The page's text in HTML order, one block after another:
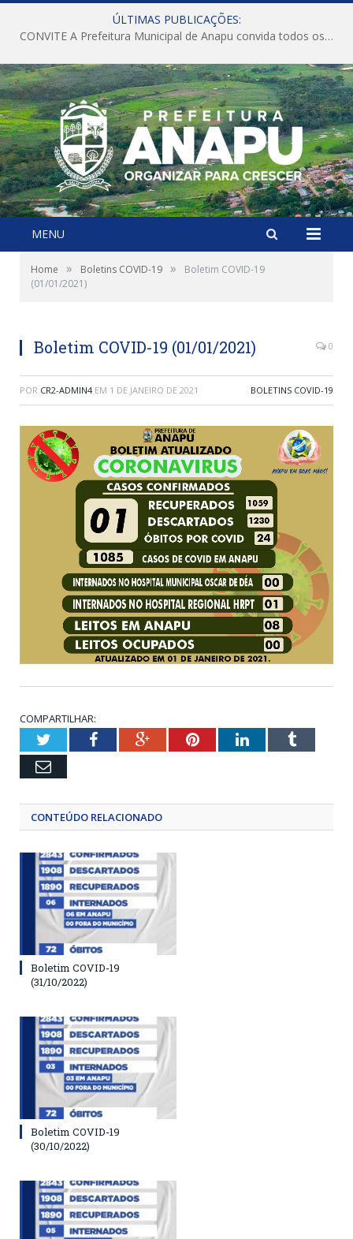
ÚLTIMAS PUBLICAÇÕES:
CONVITE A Prefeitura Municipal de Anapu convida todos os servidores públicos municipais para participarem da Audiência Pública de discussão da Lei de Diretrizes Orçamentárias (LDO), importante instrumento de planejamento das ações e investimentos da Administração Pública para o próximo exercício financeiro.
MENU
Home » Boletins COVID-19 »
Boletim COVID-19
(01/01/2021)
Boletim COVID-19 (01/01/2021) 0
POR CR2-ADMIN4 EM 1 DE JANEIRO DE 2021 BOLETINS COVID-19
COMPARTILHAR:
TwitterFacebookGoogle+PinterestLinkedInTumblr
Email
CONTEÚDO RELACIONADO
Boletim COVID-19
(31/10/2022)
Boletim COVID-19
(30/10/2022)